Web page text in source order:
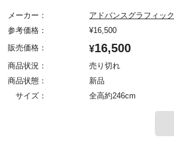
メーカー：
アドバンスグラフィック
参考価格：
¥16,500
販売価格：
¥16,500
商品状況：
売り切れ
商品状態：
新品
サイズ：
全高約246cm